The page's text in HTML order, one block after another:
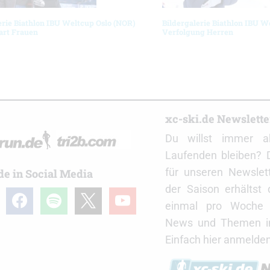
Biathlon IBU Weltcup Oslo (NOR)
Frauen
Bildergalerie Biathlon IBU
Verfolgung Herren
in Social Media
facebookspotify youtube
xc-ski.de
Du willst immer
Laufenden bleiben?
für unseren
der Saison erhältst
einmal pro Woche
News und Themen
Einfach hier